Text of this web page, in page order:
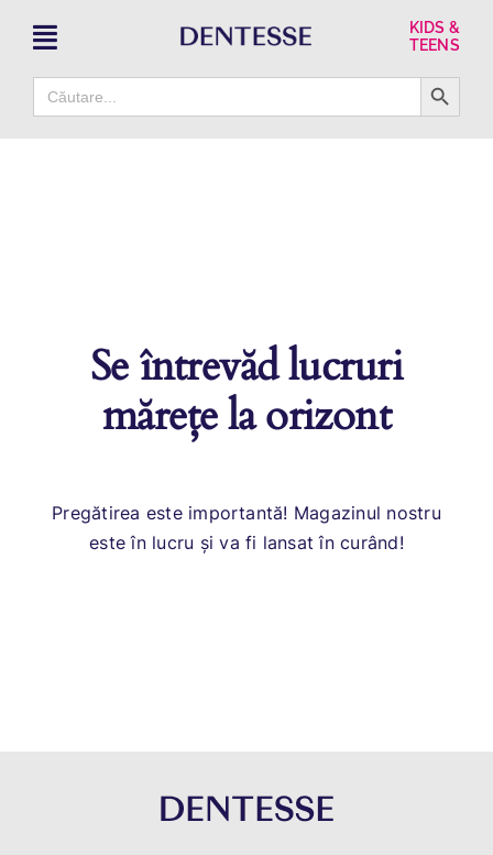
content
KIDS &
TEENS
Search
for:
Search Button
Se întrevăd lucruri
mărețe la orizont
Pregătirea este importantă! Magazinul nostru
este în lucru și va fi lansat în curând!